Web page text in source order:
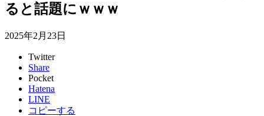
ると話題にｗｗｗ
2025年2月23日
Twitter
Share
Pocket
Hatena
LINE
コピーする